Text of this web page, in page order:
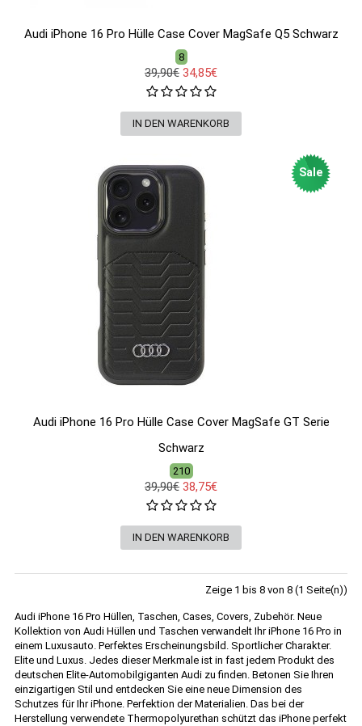
Audi iPhone 16 Pro Hülle Case Cover MagSafe Q5 Schwarz
8
39,90€ 34,85€
Sale
Audi iPhone 16 Pro Hülle Case Cover MagSafe GT Serie
Schwarz
210
39,90€ 38,75€
Zeige 1 bis 8 von 8 (1 Seite(n))
Audi iPhone 16 Pro Hüllen, Taschen, Cases, Covers, Zubehör. Neue
Kollektion von Audi Hüllen und Taschen verwandelt Ihr iPhone 16 Pro in
einem Luxusauto. Perfektes Erscheinungsbild. Sportlicher Charakter.
Elite und Luxus. Jedes dieser Merkmale ist in fast jedem Produkt des
deutschen Elite-Automobilgiganten Audi zu finden. Betonen Sie Ihren
einzigartigen Stil und entdecken Sie eine neue Dimension des
Schutzes für Ihr iPhone. Perfektion der Materialien. Das bei der
Herstellung verwendete Thermopolyurethan schützt das iPhone perfekt